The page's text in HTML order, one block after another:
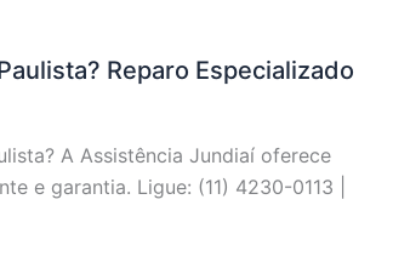
Reparo Especializado
A Assistência Jundiaí oferece
e garantia. Ligue: (11) 4230-0113 |